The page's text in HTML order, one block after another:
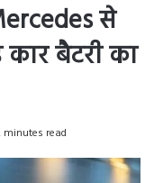
से
बैटरी का
minutes read